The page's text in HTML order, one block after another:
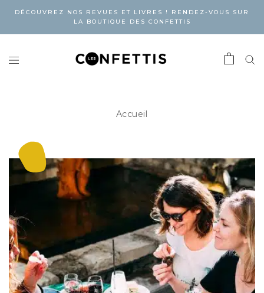
DÉCOUVREZ NOS REVUES ET LIVRES ! RENDEZ-VOUS SUR
LA BOUTIQUE DES CONFETTIS
Accueil